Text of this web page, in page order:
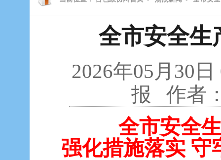
全市安全生
2026年05月30
报 作者
全市安全
强化措施落实 守